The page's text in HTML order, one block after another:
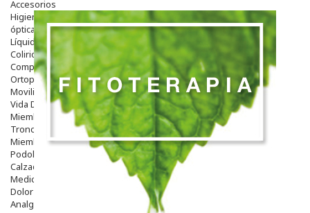
Accesorios
Higiene
óptica
Líquidos Lentillas
Colirios
Complementos Alimentarios.
Ortopedia - Accesorios
Movilidad
Vida Diaria
Miembro Superior
Tronco
Miembro Inferior
Podología
Calzado
Medicamentos
Dolor E Inflamación
Analgésicos